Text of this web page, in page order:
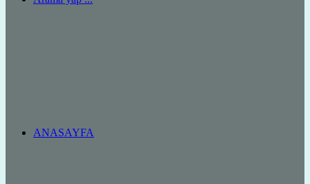
ANASAYFA